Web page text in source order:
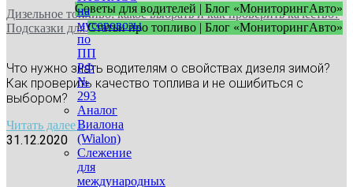
на
мусоровозы
по
ПП
РФ
№
293
Аналог
Виалона
(Wialon)
Слежение
для
международных
Советы для водителей | Блог «МониторингАвто»
Статьи про топливо | Блог «МониторингАвто»
Дизельное топливо: какое выбрать и как проверить качество?
Подсказки для водителей
Что нужно знать водителям о свойствах дизеля зимой?
Как проверить качество топлива и не ошибиться с
выбором?
Читать далее »
31.12.2020